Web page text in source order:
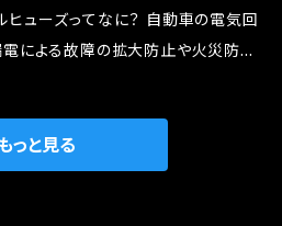
。 ・アクセルレスポンスの向上 ・アイ
化（静粛性UP） ・ターボ車のターボ
らの効果は、タウンユースだけでなく、
ポーツシーンでの実証実験の上、 製
2.金属部分が露出している為、空気
てしまう。 3.金属プレートが接触する
カルヒューズになります。 ◇マジカル
効果 マジカルヒューズは放電防止効
ューズってなに？ 自動車の電気回
電による故障の拡大防止や火災防止
各回路への電力供給を行っています。
ーズには拭い去れない欠点があり
っと見る